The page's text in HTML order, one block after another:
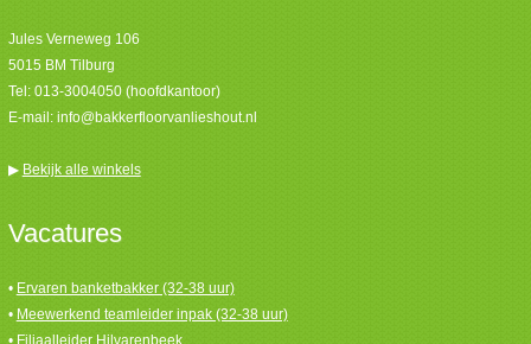
Jules Verneweg 106
5015 BM Tilburg
Tel: 013-3004050 (hoofdkantoor)
E-mail: info@bakkerfloorvanlieshout.nl
▶ Bekijk alle winkels
Vacatures
• Ervaren banketbakker (32-38 uur)
• Meewerkend teamleider inpak (32-38 uur)